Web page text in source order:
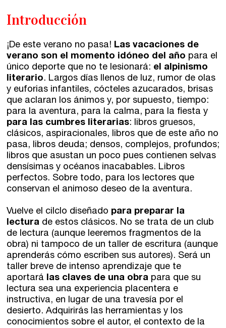
Madrid
Barcelona
Sevilla
Valencia
Alicante
Murcia
Málaga
Bilbao
Vitoria
Presenciales en Madrid
En directo a través de Zoom
Talleres de escritura
Talleres presenciales ≻
Talleres por videoconferencia
Talleres online
Recreativa 26
El taller de escritura creativa
Cursos
Curso integral de narrativa
Máster de creación poética
Introducción
¡De este verano no pasa! Las vacaciones de
verano son el momento idóneo del año para el
único deporte que no te lesionará: el alpinismo
literario. Largos días llenos de luz, rumor de olas
y euforias infantiles, cócteles azucarados, brisas
que aclaran los ánimos y, por supuesto, tiempo:
para la aventura, para la calma, para la fiesta y
para las cumbres literarias: libros gruesos,
clásicos, aspiracionales, libros que de este año no
pasa, libros deuda; densos, complejos, profundos;
libros que asustan un poco pues contienen selvas
densísimas y océanos inacabables. Libros
perfectos. Sobre todo, para los lectores que
conservan el animoso deseo de la aventura.
Vuelve el cilclo diseñado para preparar la
lecturade estos clásicos. No se trata de un club
de lectura (aunque leeremos fragmentos de la
obra) ni tampoco de un taller de escritura (aunque
aprenderás cómo escriben sus autores). Será un
taller breve de intenso aprendizaje que te
aportará las claves de una obrapara que su
lectura sea una experiencia placentera e
instructiva, en lugar de una travesía por el
desierto. Adquirirás las herramientas y los
conocimientos sobre el autor, el contexto de la